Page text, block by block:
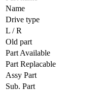
Name
Drive type
L / R
Old part
Part Available
Part Replacable
Assy Part
Sub. Part